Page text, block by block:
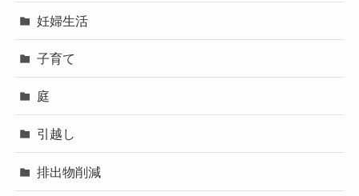
妊婦生活
子育て
庭
引越し
排出物削減